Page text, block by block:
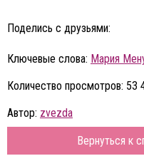
Поделись с друзьями:
Ключевые слова: Мария
Количество просмотров: 53
Автор: zvezda
Вернуться к